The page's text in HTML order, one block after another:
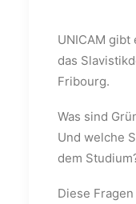
UNICAM
das
Fribourg.
Was sind
Und welche
dem
Diese